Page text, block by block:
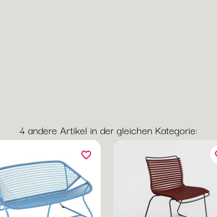
4 andere Artikel in der gleichen Kategorie:
favorite_border